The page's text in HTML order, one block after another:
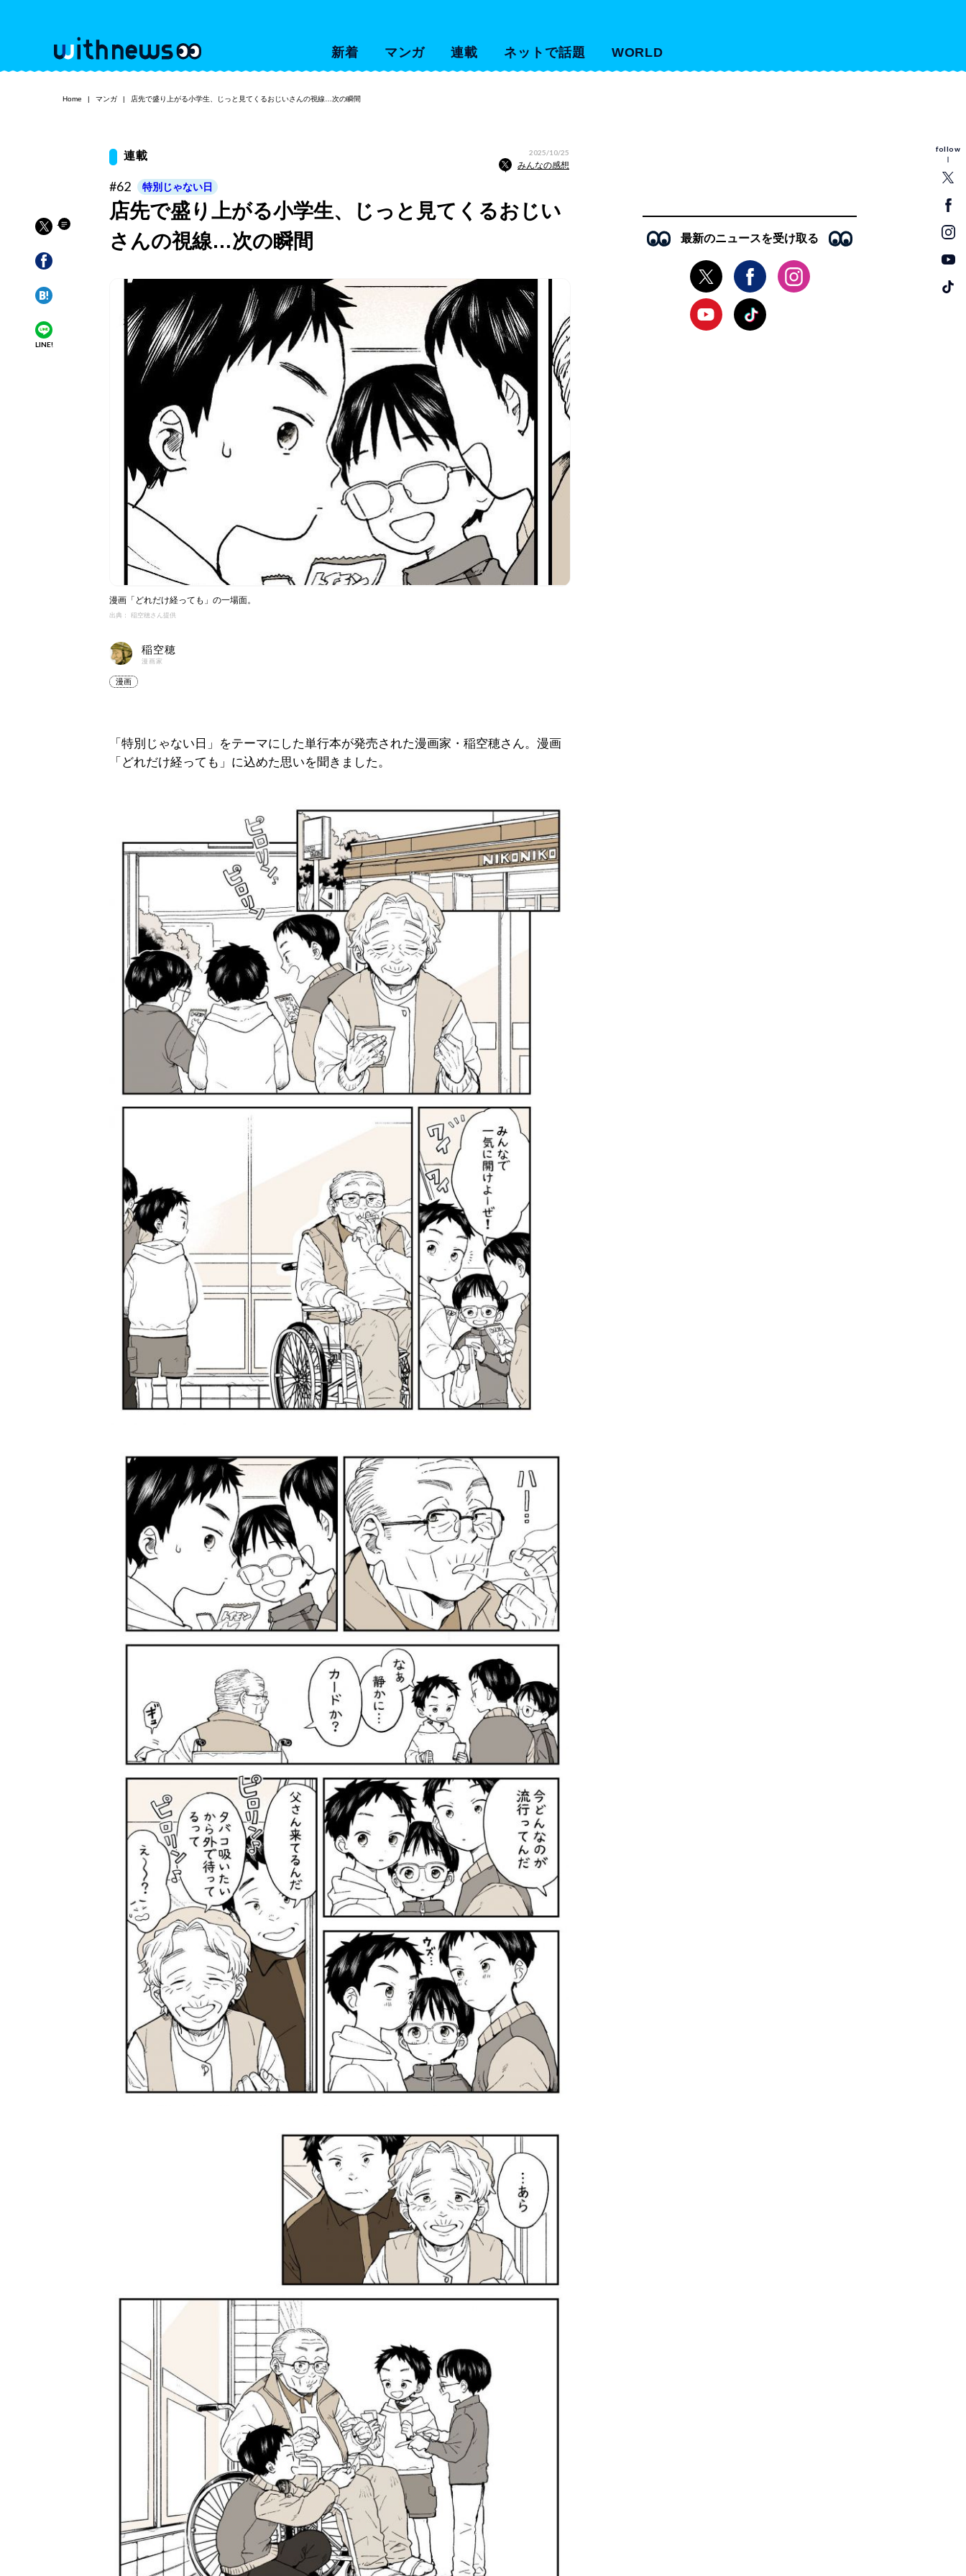
新着 マンガ 連載 ネットで話題 WORLD
follow
Home マンガ 店先で盛り上がる小学生、じっと見てくるおじいさんの視線…次の瞬間
LINE!
連載 2025/10/25
みんなの感想
#62 特別じゃない日
店先で盛り上がる小学生、じっと見てくるおじい
さんの視線…次の瞬間
漫画「どれだけ経っても」の一場面。
出典： 稲空穂さん提供
稲空穂
漫画家
漫画
「特別じゃない日」をテーマにした単行本が発売された漫画家・稲空穂さん。漫画
「どれだけ経っても」に込めた思いを聞きました。
最新のニュースを受け取る